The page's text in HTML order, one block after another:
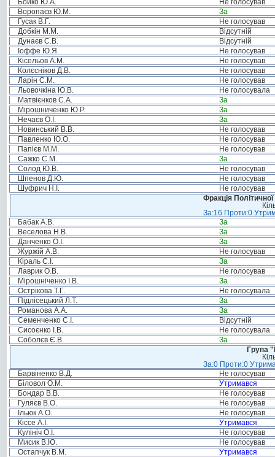
Бойко Ю.А.
Не голосував
Воропаєв Ю.М.
За
Гусак В.Г.
Не голосував
Добкін М.М.
Відсутній
Дунаєв С.В.
Відсутній
Іоффе Ю.Я.
Не голосував
Кісельов А.М.
Не голосував
Колєсніков Д.В.
Не голосував
Ларін С.М.
Не голосував
Льовочкіна Ю.В.
Не голосувала
Матвієнков С.А.
За
Мірошниченко Ю.Р.
За
Нечаєв О.І.
За
Новинський В.В.
Не голосував
Павленко Ю.О.
Не голосував
Папієв М.М.
Не голосував
Сажко С.М.
За
Солод Ю.В.
Не голосував
Шпенов Д.Ю.
Не голосував
Шуфрич Н.І.
Не голосував
Фракція
За:16 Проти:0
Бабак А.В.
За
Веселова Н.В.
За
Данченко О.І.
За
Журжій А.В.
Не голосував
Кіраль С.І.
За
Лаврик О.В.
Не голосував
Мірошніченко І.В.
За
Острікова Т.Г.
Не голосувала
Підлісецький Л.Т.
За
Романова А.А.
За
Семенченко С.І.
Відсутній
Сисоєнко І.В.
Не голосувала
Соболєв Є.В.
За
Група
За:0 Проти:0
Барвіненко В.Д.
Не голосував
Біловол О.М.
Утримався
Бондар В.В.
Не голосував
Гуляєв В.О.
Не голосував
Ільюк А.О.
Не голосував
Кіссе А.І.
Утримався
Кулініч О.І.
Не голосував
Мисик В.Ю.
Не голосував
Остапчук В.М.
Утримався